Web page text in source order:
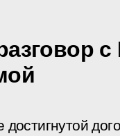
достигнутой